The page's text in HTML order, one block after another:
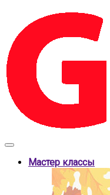
Мастер классы